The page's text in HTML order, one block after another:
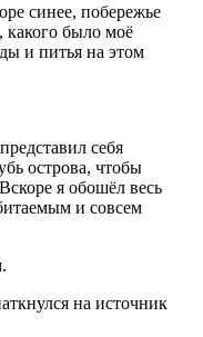
синее, побережье
какого было моё
и питья на этом
себя
острова, чтобы
я обошёл весь
и совсем
на источник